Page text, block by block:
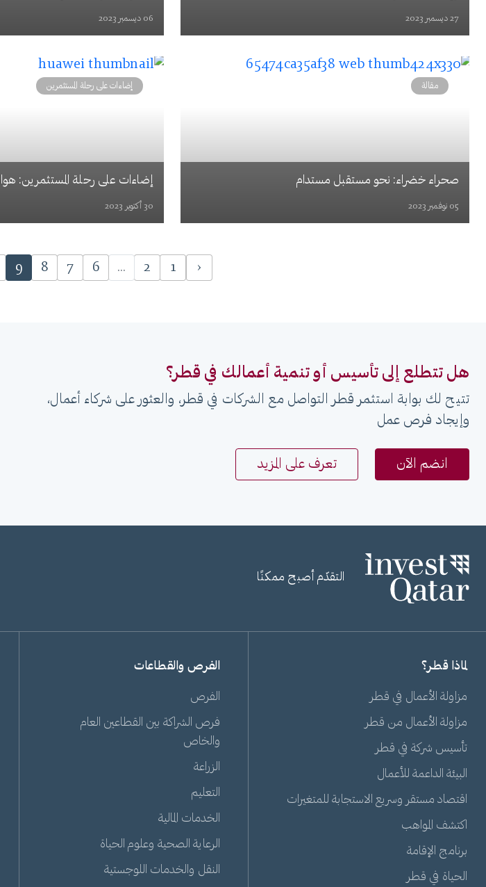
27 ديسمبر 2023 06 ديسمبر 2023
مقالة
صحراء خضراء: نحو مستقبل مستدام
05 نوفمبر 2023
إضاءات على رحلة المستثمرين
إضاءات على رحلة المستثمرين: هواوي قطر
30 أكتوبر 2023
‹
1
2
...
6
7
8
9
هل تتطلع إلى تأسيس أو تنمية أعمالك في قطر؟
تتيح لك بوابة استثمر قطر التواصل مع الشركات في قطر، والعثور على شركاء أعمال،
وإيجاد فرص عمل
انضم الآن تعرف على المزيد
التقدّم أصبح ممكنًا
لماذا قطر؟
مزاولة الأعمال في قطر
مزاولة الأعمال من قطر
تأسيس شركة في قطر
البيئة الداعمة للأعمال
اقتصاد مستقر وسريع الاستجابة للمتغيرات
اكتشف المواهب
برنامج الإقامة
الحياة في قطر
الفرص والقطاعات
الفرص
فرص الشراكة بين القطاعين العام
والخاص
الزراعة
التعليم
الخدمات المالية
الرعاية الصحية وعلوم الحياة
النقل والخدمات اللوجستية